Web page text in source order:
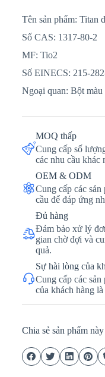
Tên sản phẩm: Titan
Số CAS: 1317-80-2
MF: Tio2
Số EINECS: 215-
Ngoại quan: Bột màu
MOQ thấp
Cung cấp số
các nhu cầu khác
OEM & ODM
Cung cấp các
cầu để đáp ứng
Đủ hàng
Đảm bảo xử lý
gian chờ đợi và
quả.
Sự hài lòng của
Cung cấp các
của khách hàng
Chia sẻ sản phẩm này